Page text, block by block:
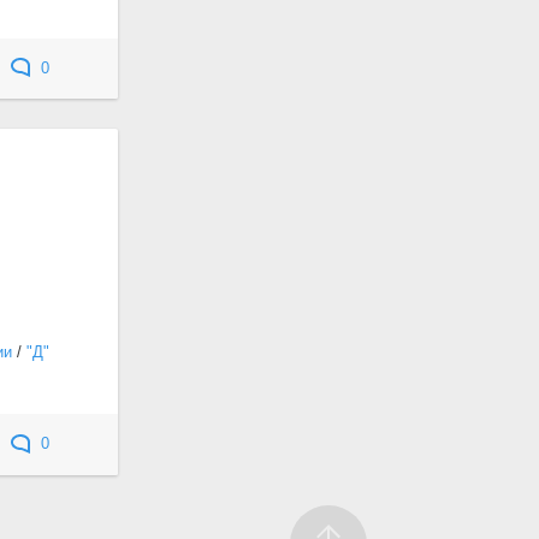
0
/ "Д"
0